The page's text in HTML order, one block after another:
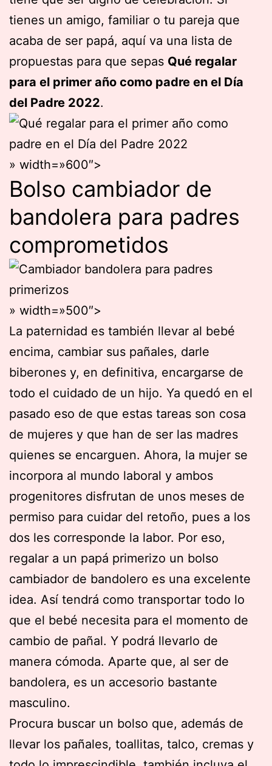
tienes un amigo, familiar o tu pareja que
acaba de ser papá, aquí va una lista de
propuestas para que sepas Qué regalar
para el primer año como padre en el Día
del Padre 2022.
» width=»600″>
Bolso cambiador de
bandolera para padres
comprometidos
» width=»500″>
La paternidad es también llevar al bebé
encima, cambiar sus pañales, darle
biberones y, en definitiva, encargarse de
todo el cuidado de un hijo. Ya quedó en el
pasado eso de que estas tareas son cosa
de mujeres y que han de ser las madres
quienes se encarguen. Ahora, la mujer se
incorpora al mundo laboral y ambos
progenitores disfrutan de unos meses de
permiso para cuidar del retoño, pues a los
dos les corresponde la labor. Por eso,
regalar a un papá primerizo un bolso
cambiador de bandolero es una excelente
idea. Así tendrá como transportar todo lo
que el bebé necesita para el momento de
cambio de pañal. Y podrá llevarlo de
manera cómoda. Aparte que, al ser de
bandolera, es un accesorio bastante
masculino.
Procura buscar un bolso que, además de
llevar los pañales, toallitas, talco, cremas y